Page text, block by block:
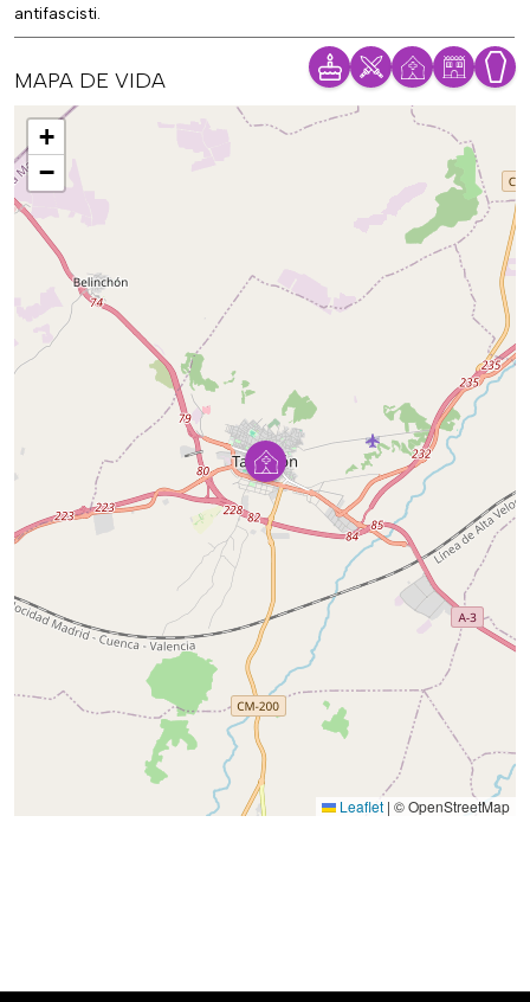
antifascisti.
MAPA DE VIDA
Mapa
+
−
Leaflet | © OpenStreetMap